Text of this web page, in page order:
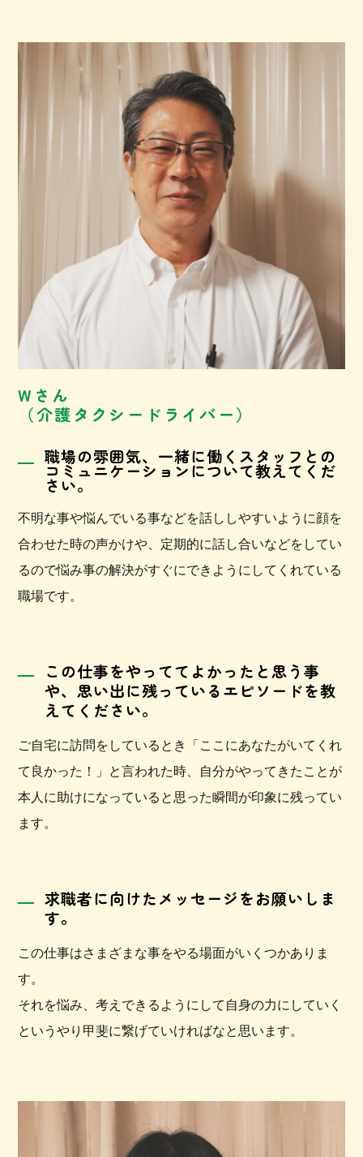
Wさん
（介護タクシードライバー）
職場の雰囲気、一緒に働くスタッフとの
コミュニケーションについて教えてくだ
さい。
不明な事や悩んでいる事などを話ししやすいように顔を
合わせた時の声かけや、定期的に話し合いなどをしてい
るので悩み事の解決がすぐにできようにしてくれている
職場です。
この仕事をやっててよかったと思う事
や、 思い出に残っているエピソードを教
えてください。
ご自宅に訪問をしているとき「ここにあなたがいてくれ
て良かった！」と言われた時、自分がやってきたことが
本人に助けになっていると思った瞬間が印象に残ってい
ます。
求職者に向けたメッセージをお願いしま
す。
この仕事はさまざまな事をやる場面がいくつかありま
す。
それを悩み、考えできるようにして自身の力にしていく
というやり甲斐に繋げていければなと思います。